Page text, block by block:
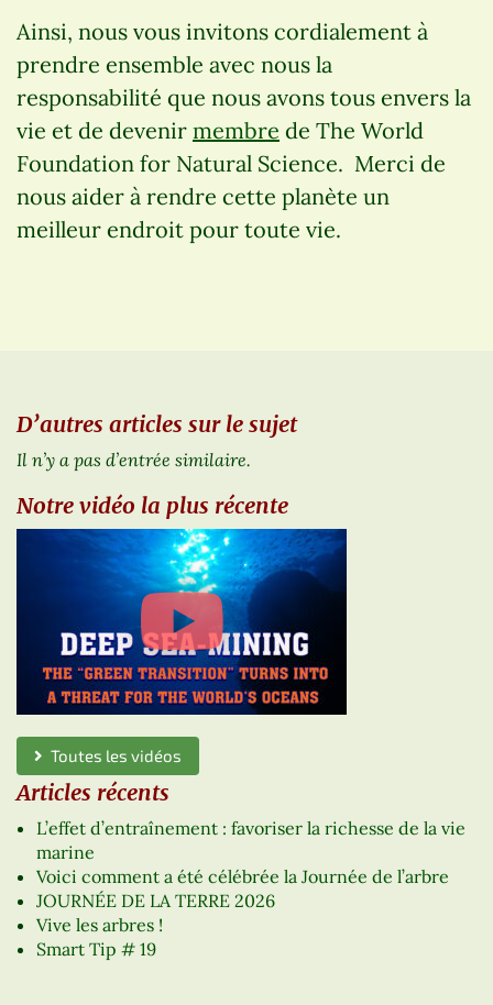
Ainsi, nous vous invitons cordialement à
prendre ensemble avec nous la
responsabilité que nous avons tous envers la
vie et de devenir membre de The World
Foundation for Natural Science. Merci de
nous aider à rendre cette planète un
meilleur endroit pour toute vie.
D’autres articles sur le sujet
Il n’y a pas d’entrée similaire.
Notre vidéo la plus récente
Toutes les vidéos
Articles récents
L’effet d’entraînement : favoriser la richesse de la vie
marine
Voici comment a été célébrée la Journée de l’arbre
JOURNÉE DE LA TERRE 2026
Vive les arbres !
Smart Tip # 19